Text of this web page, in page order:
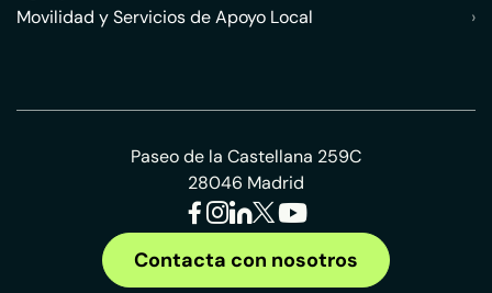
Movilidad y Servicios de Apoyo Local
›
Paseo de la Castellana 259C
28046 Madrid
Contacta con nosotros